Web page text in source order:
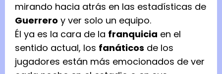
mirando hacia atrás en las estadísticas de
Guerrero y ver solo un equipo.
Él ya es la cara de la franquicia en el
sentido actual, los fanáticos de los
jugadores están más emocionados de ver